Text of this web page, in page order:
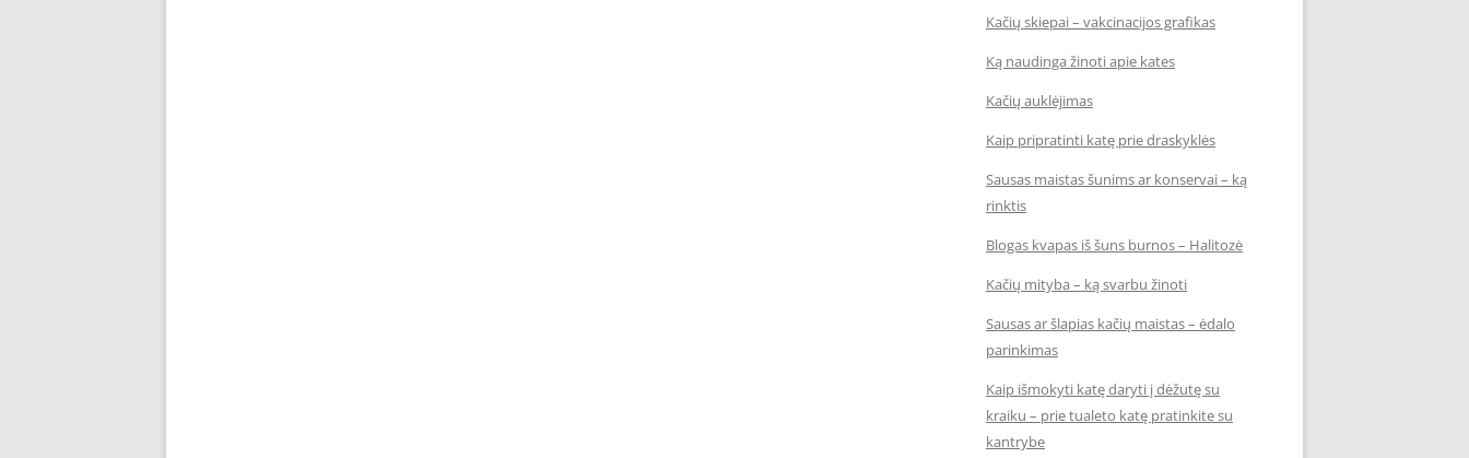
Kačių skiepai – vakcinacijos grafikas
Ką naudinga žinoti apie kates
Kačių auklėjimas
Kaip pripratinti katę prie draskyklės
Sausas maistas šunims ar konservai – ką
rinktis
Blogas kvapas iš šuns burnos – Halitozė
Kačių mityba – ką svarbu žinoti
Sausas ar šlapias kačių maistas – ėdalo
parinkimas
Kaip išmokyti katę daryti į dėžutę su
kraiku – prie tualeto katę pratinkite su
kantrybe